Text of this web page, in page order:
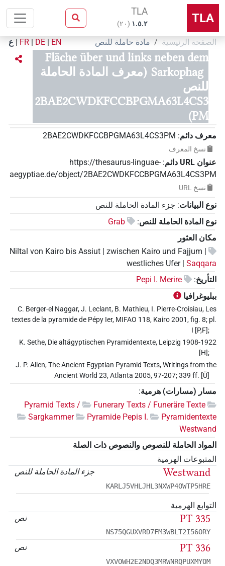
TLA
TLA
۱.٥.٢ (٢٠)
الصفحة الرئيسية مادة حاملة للنص EN
|
DE
|
FR
| ع
Fläche über und links neben dem
Sarkophag (معرف المادة الحاملة
للنص
2BAE2CWDKFCCBPGMA63L4CS3
PM)
معرف دائم:
2BAE2CWDKFCCBPGMA63L4CS3PM
نسخ المعرف
عنوان‏ ‏URL‏ دائم :
https://thesaurus-linguae-
aegyptiae.de/object/2BAE2CWDKFCCBPGMA63L4CS3PM
نسخ‏ ‏URL
نوع البيانات: جزء المادة الحاملة للنص
نوع المادة الحاملة للنص:
Grab
مكان العثور
Niltal von Kairo bis Assiut | zwischen Kairo und Fajjum |
westliches Ufer | Saqqara
التأريخ:
Pepi I. Merire
ببليوغرافيا
C. Berger-el Naggar, J. Leclant, B. Mathieu, I. Pierre-Croisiau, Les
textes de la pyramide de Pépy Ier, MIFAO 118, Kairo 2001, fig. 8; pl.
I [P,F];
K. Sethe, Die altägyptischen Pyramidentexte, Leipzig 1908-1922
[H];
J. P. Allen, The Ancient Egyptian Pyramid Texts, Writings from the
Ancient World 23, Atlanta 2005, 97-207; 339 ff. [Ü]
مسار (مسارات) هرمية:
Funerary Texts / Funeräre Texte
Pyramid Texts /
Pyramidentexte
Pyramide Pepis I.
Sargkammer
Westwand
المواد الحاملة للنصوص والنصوص ذات الصلة
المتبوعات الهرمية
جزء المادة الحاملة للنص
Westwand
KARLJ5VHLJHL3NXWP4OWTP5HRE
التوابع الهرمية
نص
PT 335
NS75QGUXVRD7FM3WBLT2I56ORY
نص PT 336
VXVOWH2E2NDQ3MRWNRQPUXMYOM